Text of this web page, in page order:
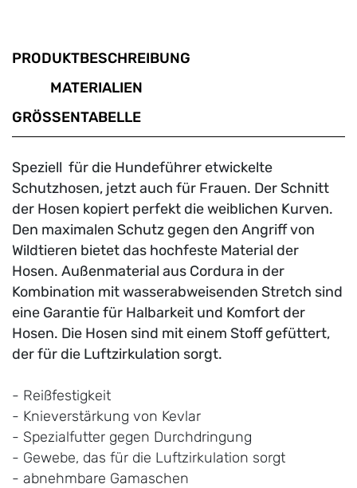
PRODUKTBESCHREIBUNG
MATERIALIEN
GRÖSSENTABELLE
Speziell für die Hundeführer etwickelte
Schutzhosen, jetzt auch für Frauen. Der Schnitt
der Hosen kopiert perfekt die weiblichen Kurven.
Den maximalen Schutz gegen den Angriff von
Wildtieren bietet das hochfeste Material der
Hosen. Außenmaterial aus Cordura in der
Kombination mit wasserabweisenden Stretch sind
eine Garantie für Halbarkeit und Komfort der
Hosen. Die Hosen sind mit einem Stoff gefüttert,
der für die Luftzirkulation sorgt.
- Reißfestigkeit
- Knieverstärkung von Kevlar
- Spezialfutter gegen Durchdringung
- Gewebe, das für die Luftzirkulation sorgt
- abnehmbare Gamaschen